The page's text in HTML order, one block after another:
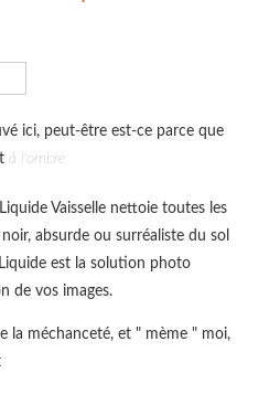
ici, peut-être est-ce parce que
à l'ombre
Vaisselle nettoie toutes les
absurde ou surréaliste du sol
est la solution photo
de vos images.
la méchanceté, et " mème " moi,